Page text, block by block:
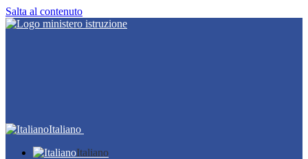
Salta al contenuto
Italiano
Italiano